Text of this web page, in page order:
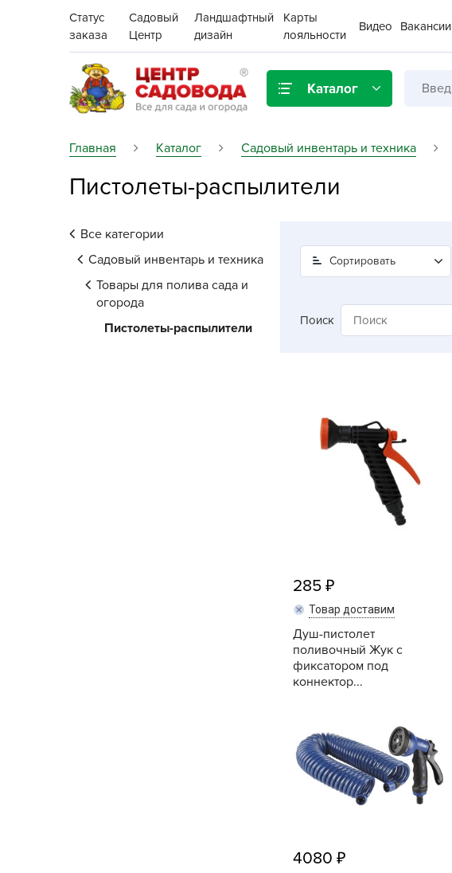
Статус
заказа
Садовый
Центр
Ландшафтный
дизайн
Карты
лояльности
Видео Вакансии
Каталог
Газонная трава
Грунты, дренаж, мульча
Ёмкости для рассады и
растений,
проращиватели
Картофель семенной
Цена:
Главная Каталог Садовый инвентарь и техника
Пистолеты-распылители
Все категории
Садовый инвентарь и техника
Товары для полива сада и
огорода
Пистолеты-распылители
Сортировать
Поиск
285
Товар доставим
Душ-пистолет
поливочный Жук с
фиксатором под
коннектор...
4080